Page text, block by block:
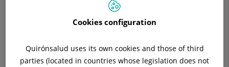
Alergología
Cookies configuration
Quirónsalud uses its own cookies and those of third
parties (located in countries whose legislation does not